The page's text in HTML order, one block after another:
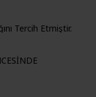
Tercih Etmiştir.